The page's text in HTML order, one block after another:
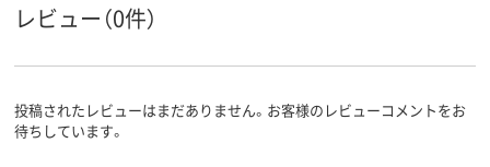
レビュー（0件）
投稿されたレビューはまだありません。お客様のレビューコメントをお
待ちしています。